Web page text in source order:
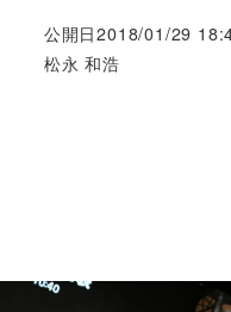
公開日2018/01/29
著
松永 和浩